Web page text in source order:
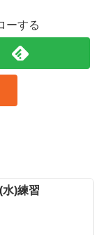
ーする
)練習